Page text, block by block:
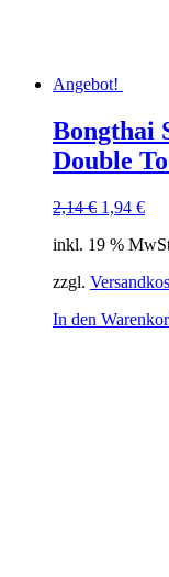
Angebot!
Bongthai
Double
2,14€
war:
1,94 €
ist:
inkl. 19 %
zzgl.
In den